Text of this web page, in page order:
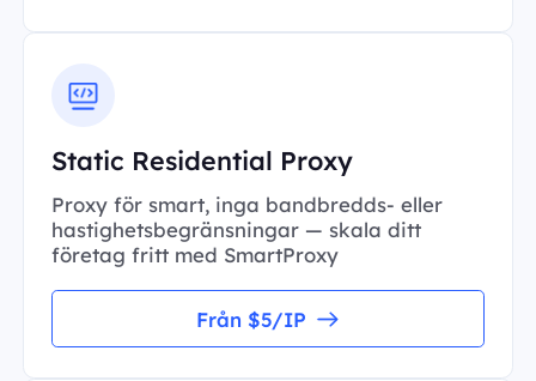
Static Residential Proxy
Proxy för smart, inga bandbredds- eller
hastighetsbegränsningar — skala ditt
företag fritt med SmartProxy
Från $5/IP